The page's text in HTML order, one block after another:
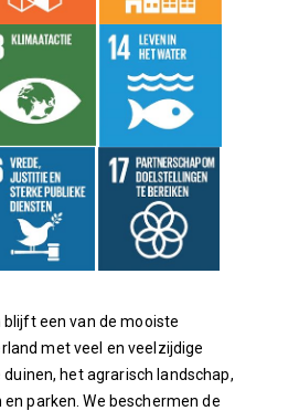
een van de mooiste
met veel en veelzijdige
het agrarisch landschap,
parken. We beschermen de